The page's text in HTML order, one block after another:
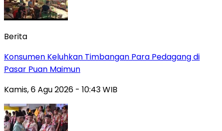
Berita
Konsumen Keluhkan Timbangan Para Pedagang di
Pasar Puan Maimun
Kamis, 6 Agu 2026 - 10:43 WIB